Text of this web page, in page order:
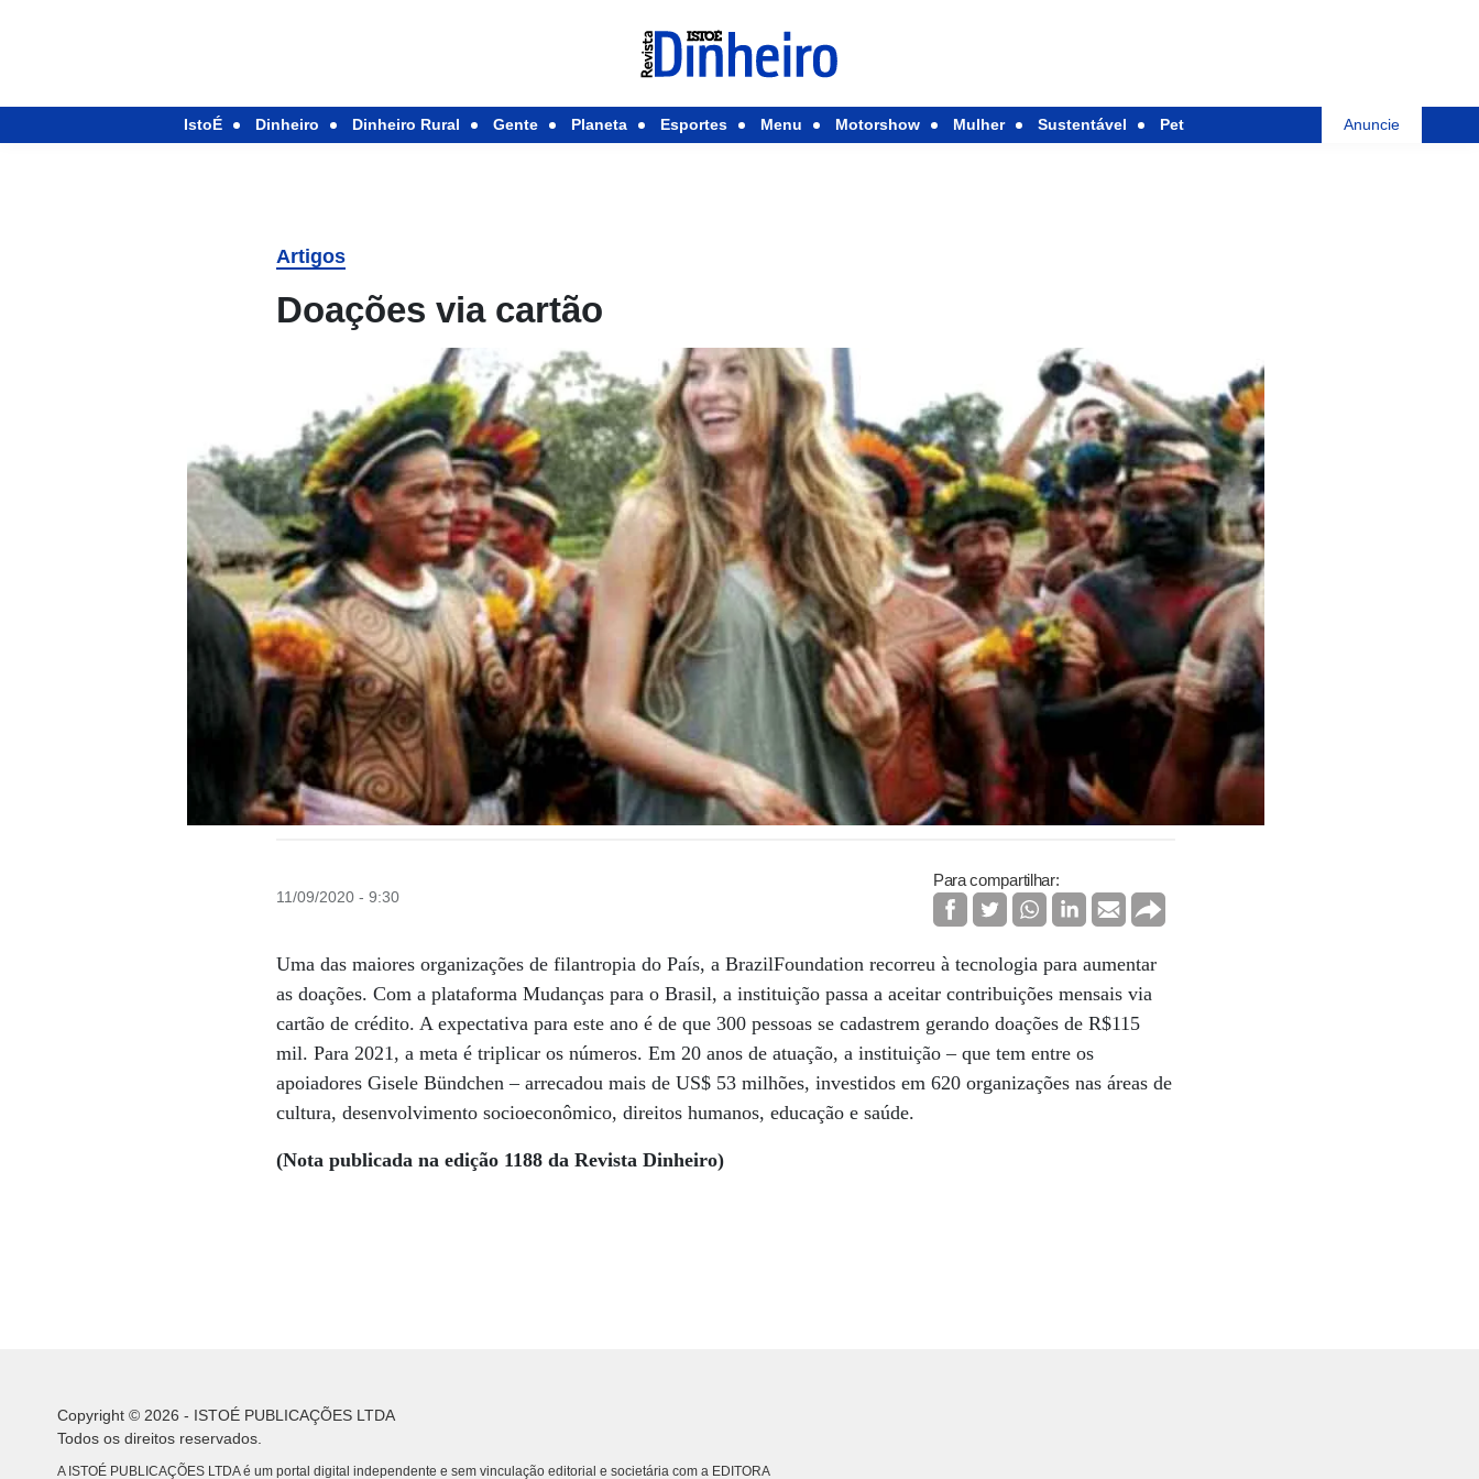
IstoÉ Dinheiro Dinheiro Rural Gente Planeta Esportes Menu Motorshow Mulher Sustentável Pet Anuncie
Artigos
Doações via cartão
11/09/2020 - 9:30
Para compartilhar:
Uma das maiores organizações de filantropia do País, a BrazilFoundation recorreu à tecnologia para aumentar
as doações. Com a plataforma Mudanças para o Brasil, a instituição passa a aceitar contribuições mensais via
cartão de crédito. A expectativa para este ano é de que 300 pessoas se cadastrem gerando doações de R$115
mil. Para 2021, a meta é triplicar os números. Em 20 anos de atuação, a instituição – que tem entre os
apoiadores Gisele Bündchen – arrecadou mais de US$ 53 milhões, investidos em 620 organizações nas áreas de
cultura, desenvolvimento socioeconômico, direitos humanos, educação e saúde.
(Nota publicada na edição 1188 da Revista Dinheiro)
Copyright © 2026 - ISTOÉ PUBLICAÇÕES LTDA
Todos os direitos reservados.
A ISTOÉ PUBLICAÇÕES LTDA é um portal digital independente e sem vinculação editorial e societária com a EDITORA